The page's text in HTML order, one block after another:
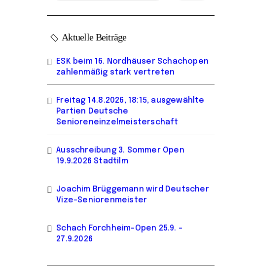
Aktuelle Beiträge
ESK beim 16. Nordhäuser Schachopen
zahlenmäßig stark vertreten
Freitag 14.8.2026, 18:15, ausgewählte
Partien Deutsche
Senioreneinzelmeisterschaft
Ausschreibung 3. Sommer Open
19.9.2026 Stadtilm
Joachim Brüggemann wird Deutscher
Vize-Seniorenmeister
Schach Forchheim-Open 25.9. –
27.9.2026